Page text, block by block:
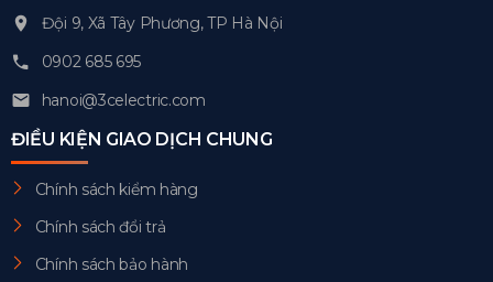
Đội 9, Xã Tây Phương, TP Hà Nội
0902 685 695
hanoi@3celectric.com
ĐIỀU KIỆN GIAO DỊCH CHUNG
Chính sách kiểm hàng
Chính sách đổi trả
Chính sách bảo hành